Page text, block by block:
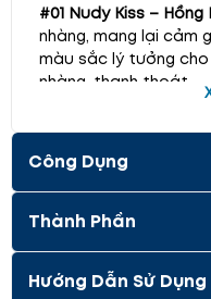
#01 Nudy Kiss –
nhàng, mang lại cảm
màu sắc lý tưởng
nhàng, thanh thoát.
Công Dụng
Thành Phần
Hướng Dẫn Sử Dụng